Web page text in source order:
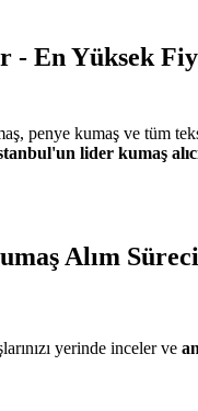
- En Yüksek
penye kumaş ve tüm
lider kumaş
Alım Süreci
yerinde inceler ve